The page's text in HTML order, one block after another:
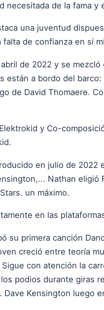
necesitada de la fama y
una juventud
de confianza en sí
de 2022 y se
están a bordo del
de David Thomaere.
y Co-
en julio de 2022
Nathan
un máximo.
en las
su primera canción
creció entre teoría
con atención la
podios durante giras
Dave Kensington luego